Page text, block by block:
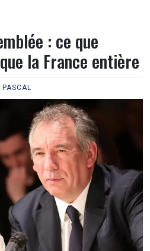
: ce que
la France entière
PASCAL